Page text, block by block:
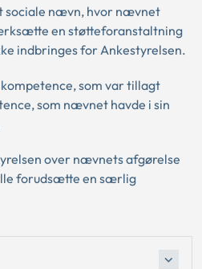
sociale nævn, hvor nævnet
en støtteforanstaltning
indbringes for Ankestyrelsen.
som var tillagt
som nævnet havde i sin
over nævnets afgørelse
forudsætte en særlig